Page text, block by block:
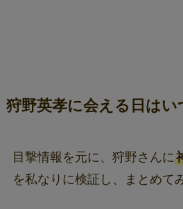
狩野英孝に会える日はい
目撃情報を元に、狩野さんに
を私なりに検証し、まとめて